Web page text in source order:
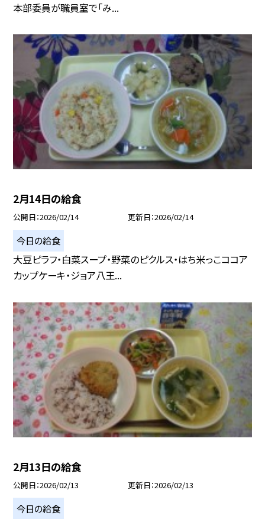
本部委員が職員室で「み...
2月14日の給食
公開日 2026/02/14 更新日 2026/02/14
今日の給食
大豆ピラフ・白菜スープ・野菜のピクルス・はち米っこココア
カップケーキ・ジョア八王...
2月13日の給食
公開日 2026/02/13 更新日 2026/02/13
今日の給食